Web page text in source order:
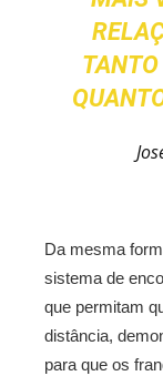
Da mesma
sistema de
que permitam
distância,
para que os